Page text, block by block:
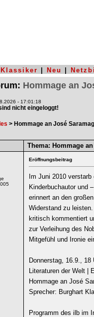
Klassiker Neu
Hommage an
- 17:01:18
nicht eingeloggt!
> Hommage an José
Thema: Hommage
Eröffnungsbeitrag
Im Juni 2010
Kinderbuchautor und
erinnert an den
Widerstand zu
kritisch kommentiert
zur Verleihung des
Mitgefühl und Ironie
Donnerstag, 16.9., 18
Literaturen der Welt |
Hommage an José
Sprecher: Burghart
Programm des ilb im